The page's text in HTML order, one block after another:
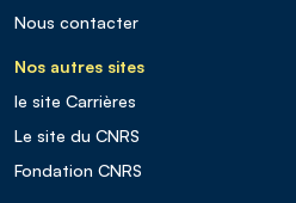
Nous contacter
Nos autres sites
le site Carrières
Le site du CNRS
Fondation CNRS